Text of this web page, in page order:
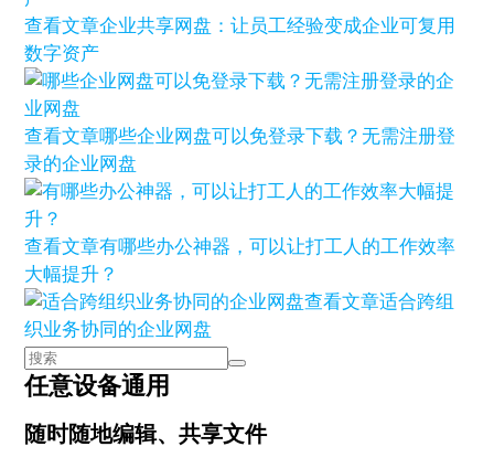
查看文章企业共享网盘：让员工经验变成企业可复用
数字资产
查看文章哪些企业网盘可以免登录下载？无需注册登
录的企业网盘
查看文章有哪些办公神器，可以让打工人的工作效率
大幅提升？
查看文章适合跨组
织业务协同的企业网盘
任意设备通用
随时随地编辑、共享文件